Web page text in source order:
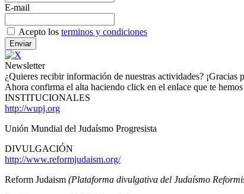
E-mail
Acepto los terminos y condiciones
Newsletter
¿Quieres recibir información de nuestras actividades?
Ahora confirma el alta haciendo click en el enlace que te
INSTITUCIONALES
http://wupj.org
Unión Mundial del Judaísmo Progresista
DIVULGACIÓN
http://www.reformjudaism.org/
Reform Judaism (Plataforma divulgativa del Judaísmo